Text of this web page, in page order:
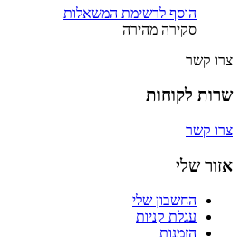
הוסף לרשימת המשאלות
סקירה מהירה
צרו קשר
שרות לקוחות
צרו קשר
אזור שלי
החשבון שלי
עגלת קניות
הזמנות